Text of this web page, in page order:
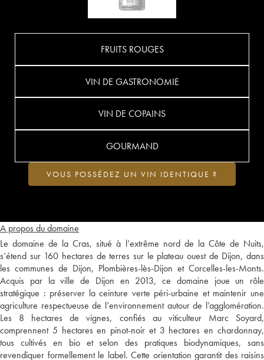
A propos du domaine
Le domaine de la Cras, situé à l’extrême nord de la Côte de Nuits,
s’étend sur 160 hectares de terres sur le plateau ouest de Dijon, dans
les communes de Dijon, Plombières-lès-Dijon et Corcelles-les-Monts.
Acquis par la ville de Dijon en 2013, ce domaine joue un rôle
stratégique : préserver la ceinture verte péri-urbaine et maintenir une
agriculture respectueuse de l’environnement autour de l’agglomération.
Les 8 hectares de vignes, confiés au viticulteur Marc Soyard,
comprennent 5 hectares en pinot-noir et 3 hectares en chardonnay,
tous cultivés en bio et selon des pratiques biodynamiques, sans
revendiquer formellement le label. Cette orientation garantit des raisins
FRUITS ROUGES
VIN DE GASTRONOMIE
VIN DE COPAINS
GOURMAND
VOUS POSSÉDEZ UN VIN IDENTIQUE ?